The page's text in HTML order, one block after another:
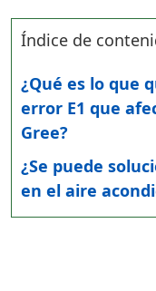
Índice de
¿Qué es lo que
error E1 que
Gree?
¿Se puede
en el aire